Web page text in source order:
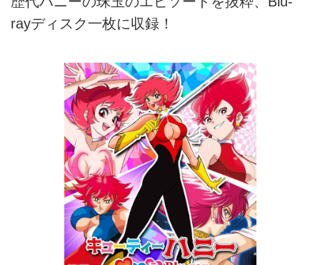
rayディスク一枚に収録！